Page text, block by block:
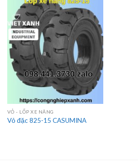
VỎ - LỐP XE NÂNG
Vỏ đặc 825-15 CASUMINA